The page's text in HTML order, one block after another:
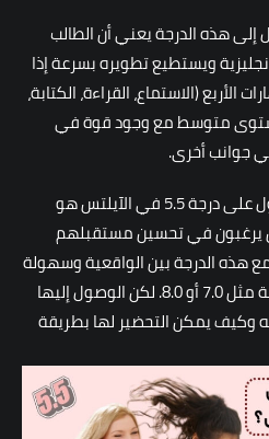
إلى هذه الدرجة يعني أن الطالب
ويستطيع تطويره بسرعة إذا
الأربع (الاستماع، القراءة، الكتابة،
متوسط مع وجود قوة في
جوانب أخرى.
إذن فإن التحضير من أجل الحصول على درجة 5.5 في الآيلتس هو
يرغبون في تحسين مستقبلهم
هذه الدرجة بين الواقعية وسهولة
التحقيق مقارنة بالدرجات العالية مثل 7.0 أو 8.0. لكن الوصول إليها
وكيف يمكن التحضير لها بطريقة